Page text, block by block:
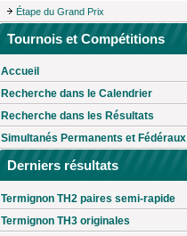
Étape du Grand Prix
Tournois et Compétitions
Accueil
Recherche dans le Calendrier
Recherche dans les Résultats
Simultanés Permanents et Fédéraux
Derniers résultats
Termignon TH2 paires semi-rapide
Termignon TH3 originales